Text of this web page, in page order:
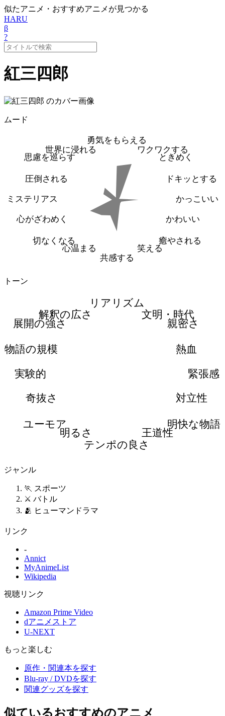
似たアニメ・おすすめアニメが見つかる
HARU
β
?
紅三四郎
ムード
勇気をもらえる
ワクワクする
ときめく
ドキッとする
かっこいい
かわいい
癒やされる
笑える
共感する
心温まる
切なくなる
心がざわめく
ミステリアス
圧倒される
思慮を巡らす
世界に浸れる
トーン
リアリズム
文明・時代
親密さ
熱血
緊張感
対立性
明快な物語
王道性
テンポの良さ
明るさ
ユーモア
奇抜さ
実験的
物語の規模
展開の強さ
解釈の広さ
ジャンル
🏃 スポーツ
⚔️ バトル
🫂 ヒューマンドラマ
リンク
-
Annict
MyAnimeList
Wikipedia
視聴リンク
Amazon Prime Video
dアニメストア
U-NEXT
もっと楽しむ
原作・関連本を探す
Blu-ray / DVDを探す
関連グッズを探す
似ているおすすめのアニメ